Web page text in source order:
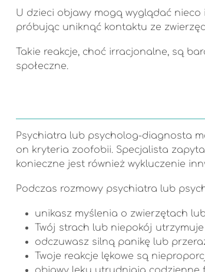
U dzieci objawy mogą wyglądać nieco
próbując uniknąć kontaktu ze
Takie reakcje, choć irracjonalne, są
społeczne.
Psychiatra lub psycholog-diagnosta
on kryteria zoofobii. Specjalista
konieczne jest również wykluczenie
Podczas rozmowy psychiatra lub
unikasz myślenia o zwierzętach
Twój strach lub niepokój
odczuwasz silną panikę lub
Twoje reakcje lękowe są